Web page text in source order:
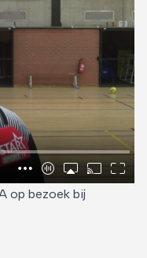
op bezoek bij